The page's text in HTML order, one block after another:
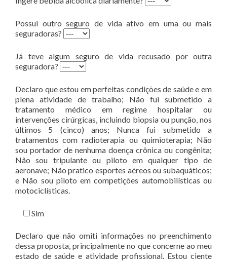
Possui outro seguro de vida ativo em uma ou mais
seguradoras?
Já teve algum seguro de vida recusado por outra
seguradora?
Declaro que estou em perfeitas condições de saúde e em
plena atividade de trabalho; Não fui submetido a
tratamento médico em regime hospitalar ou
intervenções cirúrgicas, incluindo biopsia ou punção, nos
últimos 5 (cinco) anos; Nunca fui submetido a
tratamentos com radioterapia ou quimioterapia; Não
sou portador de nenhuma doença crônica ou congênita;
Não sou tripulante ou piloto em qualquer tipo de
aeronave; Não pratico esportes aéreos ou subaquáticos;
e Não sou piloto em competições automobilísticas ou
motociclísticas.
Sim
Declaro que não omiti informações no preenchimento
dessa proposta, principalmente no que concerne ao meu
estado de saúde e atividade profissional. Estou ciente